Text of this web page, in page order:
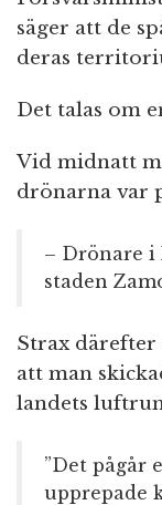
säger att de
deras
Det talas om
Vid midnatt
drönarna var
– Drönare i
staden
Strax därefter
att man
landets
”Det pågår
upprepade